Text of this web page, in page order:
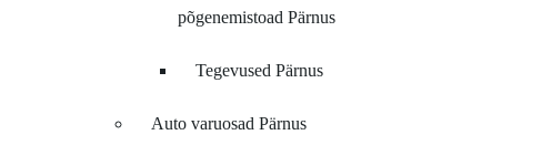
põgenemistoad Pärnus
Tegevused Pärnus
Auto varuosad Pärnus